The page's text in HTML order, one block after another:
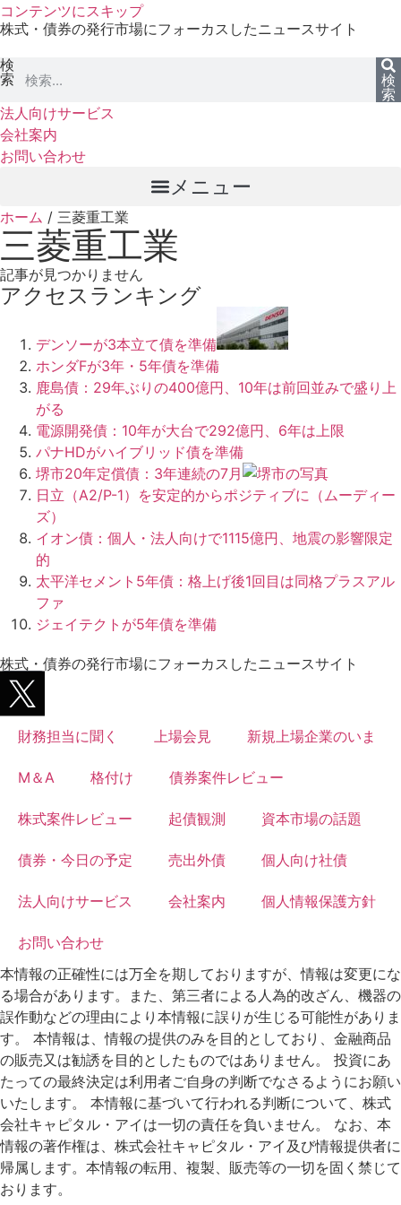
コンテンツにスキップ
株式・債券の発行市場にフォーカスしたニュースサイト
検
索
検
索
法人向けサービス
会社案内
お問い合わせ
メニュー
ホーム / 三菱重工業
三菱重工業
記事が見つかりません
アクセスランキング
デンソーが3本立て債を準備
ホンダFが3年・5年債を準備
鹿島債：29年ぶりの400億円、10年は前回並みで盛り上
がる
電源開発債：10年が大台で292億円、6年は上限
パナHDがハイブリッド債を準備
堺市20年定償債：3年連続の7月
日立（A2/P-1）を安定的からポジティブに（ムーディー
ズ）
イオン債：個人・法人向けで1115億円、地震の影響限定
的
太平洋セメント5年債：格上げ後1回目は同格プラスアル
ファ
ジェイテクトが5年債を準備
株式・債券の発行市場にフォーカスしたニュースサイト
財務担当に聞く 上場会見 新規上場企業のいま
M＆A 格付け 債券案件レビュー
株式案件レビュー 起債観測 資本市場の話題
債券・今日の予定 売出外債 個人向け社債
法人向けサービス 会社案内 個人情報保護方針
お問い合わせ
本情報の正確性には万全を期しておりますが、情報は変更にな
る場合があります。また、第三者による人為的改ざん、機器の
誤作動などの理由により本情報に誤りが生じる可能性がありま
す。 本情報は、情報の提供のみを目的としており、金融商品
の販売又は勧誘を目的としたものではありません。 投資にあ
たっての最終決定は利用者ご自身の判断でなさるようにお願い
いたします。 本情報に基づいて行われる判断について、株式
会社キャピタル・アイは一切の責任を負いません。 なお、本
情報の著作権は、株式会社キャピタル・アイ及び情報提供者に
帰属します。本情報の転用、複製、販売等の一切を固く禁じて
おります。